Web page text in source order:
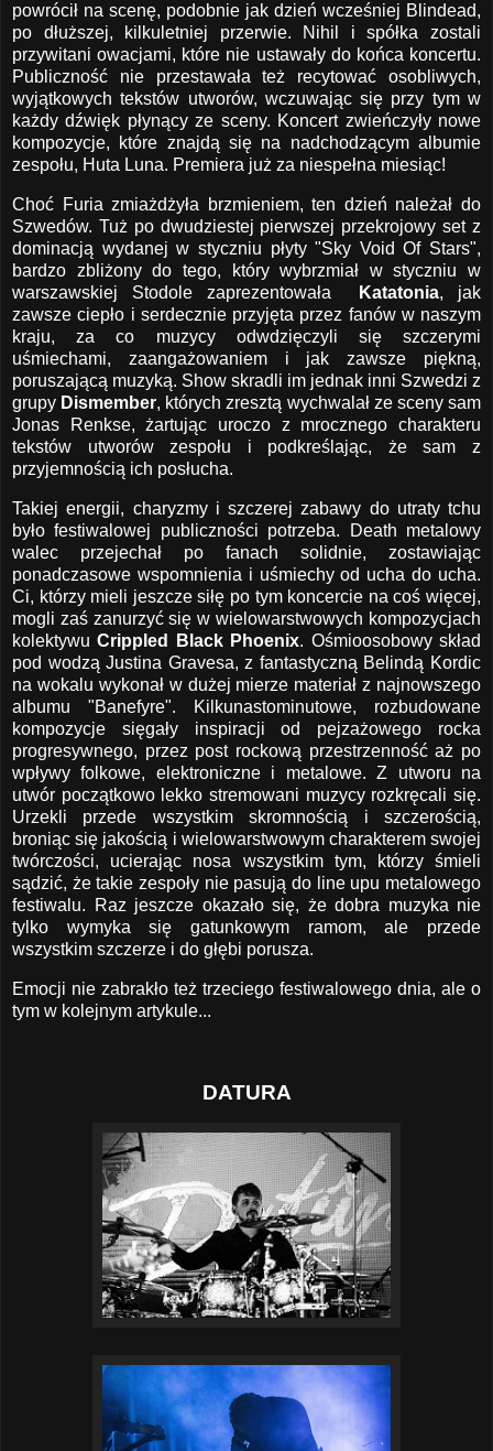
powrócił na scenę, podobnie jak dzień wcześniej Blindead,
po dłuższej, kilkuletniej przerwie. Nihil i spółka zostali
przywitani owacjami, które nie ustawały do końca koncertu.
Publiczność nie przestawała też recytować osobliwych,
wyjątkowych tekstów utworów, wczuwając się przy tym w
każdy dźwięk płynący ze sceny. Koncert zwieńczyły nowe
kompozycje, które znajdą się na nadchodzącym albumie
zespołu, Huta Luna. Premiera już za niespełna miesiąc!
Choć Furia zmiażdżyła brzmieniem, ten dzień należał do
Szwedów. Tuż po dwudziestej pierwszej przekrojowy set z
dominacją wydanej w styczniu płyty "Sky Void Of Stars",
bardzo zbliżony do tego, który wybrzmiał w styczniu w
warszawskiej Stodole zaprezentowała
Katatonia, jak
zawsze ciepło i serdecznie przyjęta przez fanów w naszym
kraju, za co muzycy odwdzięczyli się szczerymi
uśmiechami, zaangażowaniem i jak zawsze piękną,
poruszającą muzyką. Show skradli im jednak inni Szwedzi z
grupy Dismember, których zresztą wychwalał ze sceny sam
Jonas Renkse, żartując uroczo z mrocznego charakteru
tekstów utworów zespołu i podkreślając, że sam z
przyjemnością ich posłucha.
Takiej energii, charyzmy i szczerej zabawy do utraty tchu
było festiwalowej publiczności potrzeba. Death metalowy
walec przejechał po fanach solidnie, zostawiając
ponadczasowe wspomnienia i uśmiechy od ucha do ucha.
Ci, którzy mieli jeszcze siłę po tym koncercie na coś więcej,
mogli zaś zanurzyć się w wielowarstwowych kompozycjach
kolektywuCrippled Black Phoenix. Ośmioosobowy skład
pod wodzą Justina Gravesa, z fantastyczną Belindą Kordic
na wokalu wykonał w dużej mierze materiał z najnowszego
albumu "Banefyre". Kilkunastominutowe, rozbudowane
kompozycje sięgały inspiracji od pejzażowego rocka
progresywnego, przez post rockową przestrzenność aż po
wpływy folkowe, elektroniczne i metalowe. Z utworu na
utwór początkowo lekko stremowani muzycy rozkręcali się.
Urzekli przede wszystkim skromnością i szczerością,
broniąc się jakością i wielowarstwowym charakterem swojej
twórczości, ucierając nosa wszystkim tym, którzy śmieli
sądzić, że takie zespoły nie pasują do line upu metalowego
festiwalu. Raz jeszcze okazało się, że dobra muzyka nie
tylko wymyka się gatunkowym ramom, ale przede
wszystkim szczerze i do głębi porusza.
Emocji nie zabrakło też trzeciego festiwalowego dnia, ale o
tym w kolejnym artykule...
DATURA